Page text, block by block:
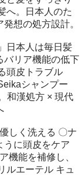
へ。日本人のた
想の処方設計。
バリア機能の低下
頭皮トラブル
シャンプー
和漢処方 × 現代
うに頭皮をケア
機能を補修し、
ルエーテル キュ